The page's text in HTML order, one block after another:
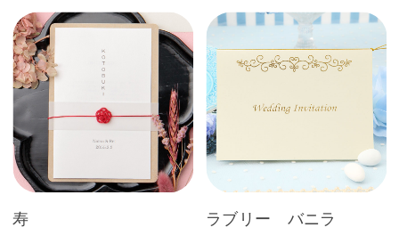
寿 ラブリー バニラ